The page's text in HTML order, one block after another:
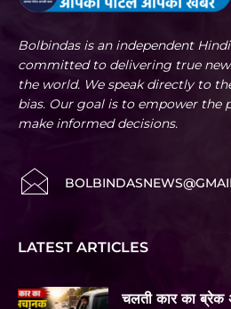
Bolbindas is an independent
committed to delivering true
the world. We speak directly to
bias. Our goal is to empower the
make informed decisions.
LATEST ARTICLES
चलती कार का ब्रेक